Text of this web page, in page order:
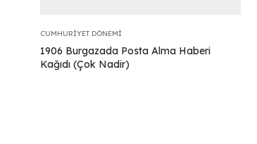
CUMHURIYET DÖNEMI
1906 Burgazada Posta Alma Haberi
Kağıdı (Çok Nadir)